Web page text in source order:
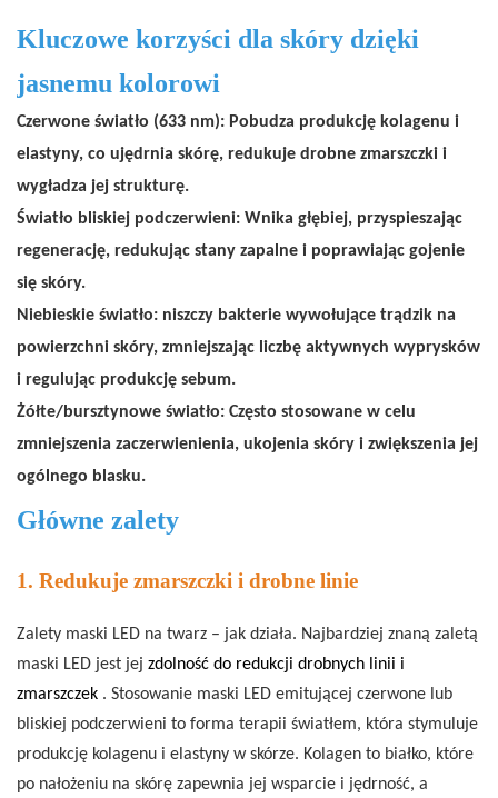
Kluczowe korzyści dla skóry dzięki
jasnemu kolorowi
Czerwone światło (633 nm): Pobudza produkcję kolagenu i
elastyny, co ujędrnia skórę, redukuje drobne zmarszczki i
wygładza jej strukturę.
Światło bliskiej podczerwieni: Wnika głębiej, przyspieszając
regenerację, redukując stany zapalne i poprawiając gojenie
się skóry.
Niebieskie światło: niszczy bakterie wywołujące trądzik na
powierzchni skóry, zmniejszając liczbę aktywnych wyprysków
i regulując produkcję sebum.
Żółte/bursztynowe światło: Często stosowane w celu
zmniejszenia zaczerwienienia, ukojenia skóry i zwiększenia jej
ogólnego blasku.
Główne zalety
1. Redukuje zmarszczki i drobne linie
Zalety maski LED na twarz – jak działa. Najbardziej znaną zaletą
maski LED jest jej zdolność do redukcji drobnych linii i
zmarszczek . Stosowanie maski LED emitującej czerwone lub
bliskiej podczerwieni to forma terapii światłem, która stymuluje
produkcję kolagenu i elastyny ​​w skórze. Kolagen to białko, które
po nałożeniu na skórę zapewnia jej wsparcie i jędrność, a